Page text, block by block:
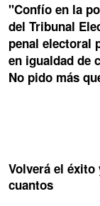
"Confío en la
del Tribunal
penal electoral
en igualdad de
No pido más
Volverá el
cuantos